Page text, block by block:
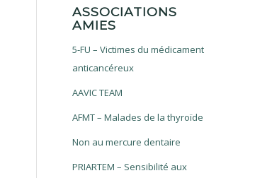
ASSOCIATIONS
AMIES
5-FU – Victimes du médicament
anticancéreux
AAVIC TEAM
AFMT – Malades de la thyroïde
Non au mercure dentaire
PRIARTEM – Sensibilité aux